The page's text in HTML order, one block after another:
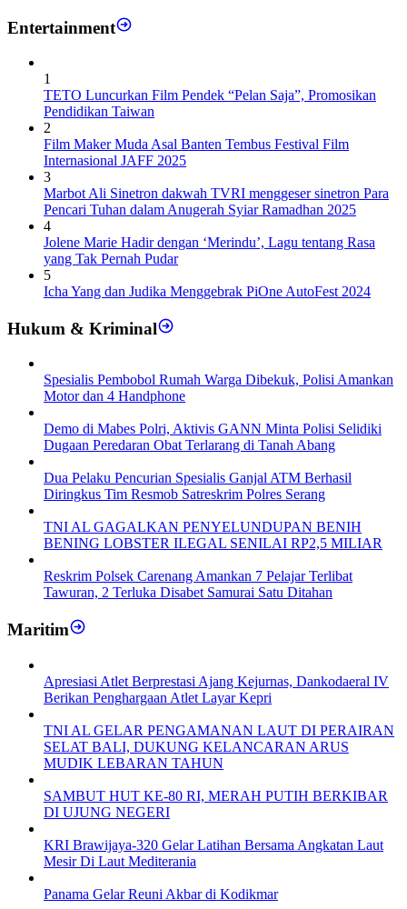
Entertainment
1
TETO Luncurkan Film Pendek “Pelan Saja”, Promosikan
Pendidikan Taiwan
2
Film Maker Muda Asal Banten Tembus Festival Film
Internasional JAFF 2025
3
Marbot Ali Sinetron dakwah TVRI menggeser sinetron Para
Pencari Tuhan dalam Anugerah Syiar Ramadhan 2025
4
Jolene Marie Hadir dengan ‘Merindu’, Lagu tentang Rasa
yang Tak Pernah Pudar
5
Icha Yang dan Judika Menggebrak PiOne AutoFest 2024
Hukum & Kriminal
Spesialis Pembobol Rumah Warga Dibekuk, Polisi Amankan
Motor dan 4 Handphone
Demo di Mabes Polri, Aktivis GANN Minta Polisi Selidiki
Dugaan Peredaran Obat Terlarang di Tanah Abang
Dua Pelaku Pencurian Spesialis Ganjal ATM Berhasil
Diringkus Tim Resmob Satreskrim Polres Serang
TNI AL GAGALKAN PENYELUNDUPAN BENIH
BENING LOBSTER ILEGAL SENILAI RP2,5 MILIAR
Reskrim Polsek Carenang Amankan 7 Pelajar Terlibat
Tawuran, 2 Terluka Disabet Samurai Satu Ditahan
Maritim
Apresiasi Atlet Berprestasi Ajang Kejurnas, Dankodaeral IV
Berikan Penghargaan Atlet Layar Kepri
TNI AL GELAR PENGAMANAN LAUT DI PERAIRAN
SELAT BALI, DUKUNG KELANCARAN ARUS
MUDIK LEBARAN TAHUN
SAMBUT HUT KE-80 RI, MERAH PUTIH BERKIBAR
DI UJUNG NEGERI
KRI Brawijaya-320 Gelar Latihan Bersama Angkatan Laut
Mesir Di Laut Mediterania
Panama Gelar Reuni Akbar di Kodikmar